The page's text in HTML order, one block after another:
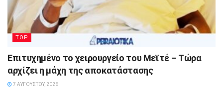
TOP
Επιτυχημένο το χειρουργείο του Μεϊτέ – Τώρα
αρχίζει η μάχη της αποκατάστασης
7 ΑΥΓΟΎΣΤΟΥ, 2026